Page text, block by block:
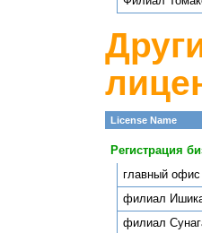
License Name
Регистрация
главный
филиал
филиал